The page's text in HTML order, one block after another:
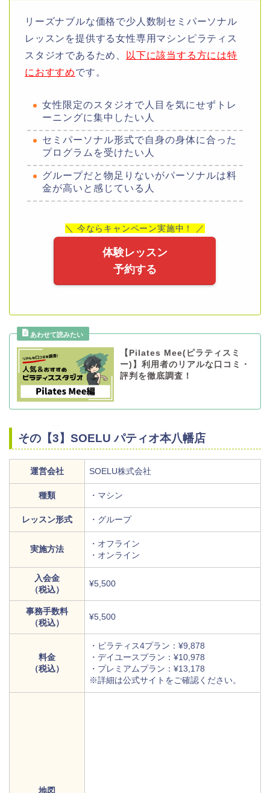
リーズナブルな価格で少人数制セミパーソナル
レッスンを提供する女性専用マシンピラティス
スタジオであるため、
以下に該当する方には特
におすすめです。
女性限定のスタジオで人目を気にせずトレ
ーニングに集中したい人
セミパーソナル形式で自身の身体に合った
プログラムを受けたい人
グループだと物足りないがパーソナルは料
金が高いと感じている人
＼ 今ならキャンペーン実施中！ ／
体験レッスン
予約する
【Pilates Mee(ピラティスミ
ー)】利用者のリアルな口コミ・
評判を徹底調査！
その【3】SOELU パティオ本八幡店
運営会社 SOELU株式会社
種類 ・マシン
レッスン形式 ・グループ
実施方法
・オフライン
・オンライン
入会金
（税込）
¥5,500
事務手数料
（税込）
¥5,500
料金
（税込）
・ピラティス4プラン：¥9,878
・デイユースプラン：¥10,978
・プレミアムプラン：¥13,178
※詳細は公式サイトをご確認ください。
地図